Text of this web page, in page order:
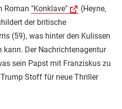
Roman "Konklave"
(Heyne,
der britische
(59), was hinter den Kulissen
kann. Der Nachrichtenagentur
sein Papst mit Franziskus zu
Stoff für neue Thriller